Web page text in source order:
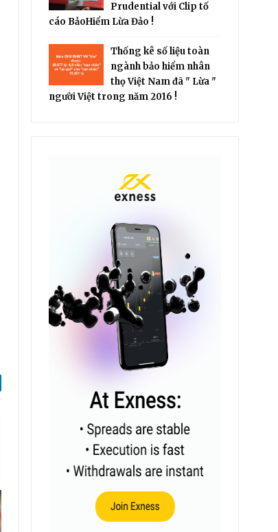
Prudential với Clip tố
cáo BảoHiểm Lừa Đảo !
Thống kê số liệu toàn
ngành bảo hiểm nhân
thọ Việt Nam đã " Lừa "
người Việt trong năm 2016 !